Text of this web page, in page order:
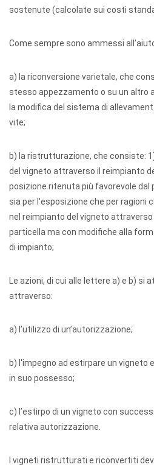
sostenute (calcolate sui costi
Come sempre sono ammessi
a) la riconversione varietale, che
stesso appezzamento o su un altro
la modifica del sistema di
vite;
b) la ristrutturazione, che consiste:
del vigneto attraverso il reimpianto
posizione ritenuta più favorevole dal
sia per l'esposizione che per ragioni
nel reimpianto del vigneto
particella ma con modifiche alla
di impianto;
Le azioni, di cui alle lettere a) e b) si
attraverso:
a) l’utilizzo di un’autorizzazione;
b) l'impegno ad estirpare un vigneto
in suo possesso;
c) l’estirpo di un vigneto con
relativa autorizzazione.
I vigneti ristrutturati e riconvertiti